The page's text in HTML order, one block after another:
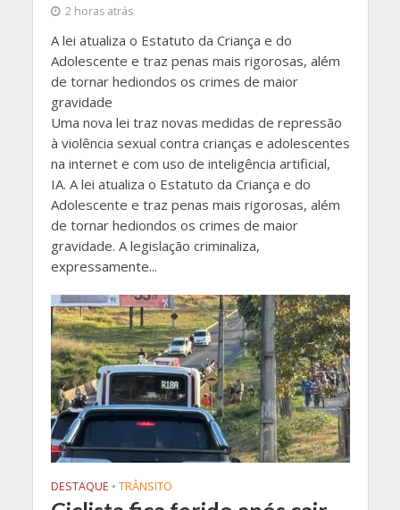
2 horas atrás
A lei atualiza o Estatuto da Criança e do
Adolescente e traz penas mais rigorosas, além
de tornar hediondos os crimes de maior
gravidade
Uma nova lei traz novas medidas de repressão
à violência sexual contra crianças e adolescentes
na internet e com uso de inteligência artificial,
IA. A lei atualiza o Estatuto da Criança e do
Adolescente e traz penas mais rigorosas, além
de tornar hediondos os crimes de maior
gravidade. A legislação criminaliza,
expressamente...
DESTAQUE • TRÂNSITO